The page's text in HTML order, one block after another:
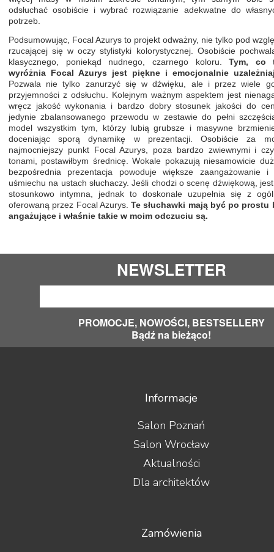
odsłuchać osobiście i wybrać rozwiązanie adekwatne do
potrzeb.
Podsumowując, Focal Azurys to projekt odważny, nie tylko pod
rzucającej się w oczy stylistyki kolorystycznej. Osobiście
klasycznego, poniekąd nudnego, czarnego koloru.Tym, co
wyróżnia Focal Azurys jest piękne i emocjonalnie
Pozwala nie tylko zanurzyć się w dźwięku, ale i przez wiele
przyjemności z odsłuchu. Kolejnym ważnym aspektem jest
wręcz jakość wykonania i bardzo dobry stosunek jakości do
jedynie zbalansowanego przewodu w zestawie do pełni
model wszystkim tym, którzy lubią grubsze i masywne
doceniając sporą dynamikę w prezentacji. Osobiście za
najmocniejszy punkt Focal Azurys, poza bardzo zwiewnymi i
tonami, postawiłbym średnicę. Wokale pokazują niesamowicie
bezpośrednia prezentacja powoduje większe zaangażowanie i
uśmiechu na ustach słuchaczy. Jeśli chodzi o scenę dźwiękową,
stosunkowo intymna, jednak to doskonale uzupełnia się z
oferowaną przez Focal Azurys.Te słuchawki mają być po prostu
angażujące i właśnie takie w moim odczuciu są.
NEWSLETTER
PROMOCJE, NOWOŚCI, BESTSELLERY
Bądź na bieżąco!
Informacje
Salon Poznań
Salon Wrocław
Aktualności
Dla architektów
Zamówienia